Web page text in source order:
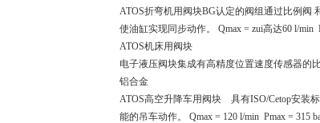
ATOS折弯机用阀块BG认定的阀组通过比例阀
使油缸实现同步动作。 Qmax = zui高达60 l/min
ATOS机床用阀块
电子液压阀块集成有高精度位置速度传感器的
铝合金
ATOS高空升降车用阀块 具有ISO/Cetop安装
能的吊车动作。 Qmax = 120 l/min Pmax = 315